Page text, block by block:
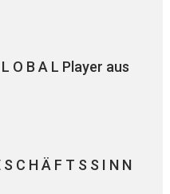
O B A L Player aus
C H Ä F T S S I N N